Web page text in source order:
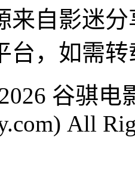
来自影迷
台，如需
谷骐电
All